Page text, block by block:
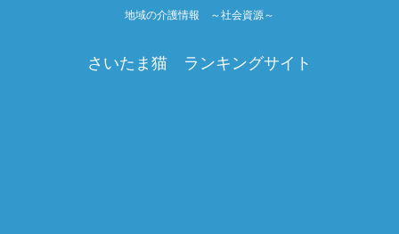
地域の介護情報 ～社会資源～
さいたま猫 ランキングサイト